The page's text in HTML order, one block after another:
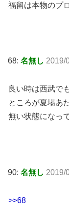
福留は本物のプ
68: 名無し 2019/
良い時は西武で
ところが夏場あ
無い状態になっ
90: 名無し 2019/
>>68